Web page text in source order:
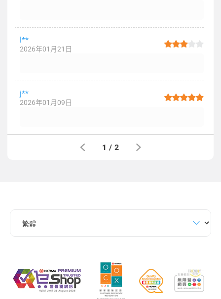
l**
2026年01月21日
j**
2026年01月09日
1 / 2